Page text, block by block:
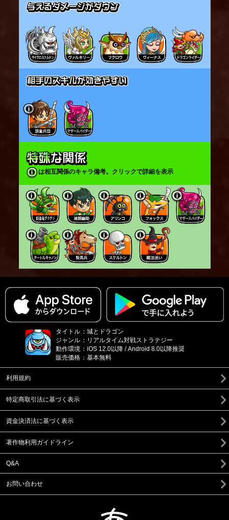
は相互関係のキャラ備考。クリックで詳細を表示
タイトル ： 城とドラゴン
ジャンル ： リアルタイム対戦ストラテジー
動作環境 ： iOS 12.0以降 / Android 8.0以降推奨
販売価格 ： 基本無料
利用規約
特定商取引法に基づく表示
資金決済法に基づく表示
著作物利用ガイドライン
Q&A
お問い合わせ